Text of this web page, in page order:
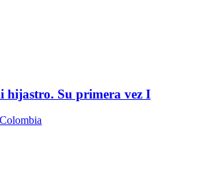
hijastro. Su primera vez I
Colombia